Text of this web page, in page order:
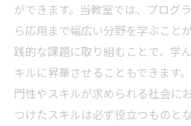
ができます。当教室では、プログ
ら応用まで幅広い分野を学ぶこと
践的な課題に取り組むことで、学
キルに昇華させることもできます
門性やスキルが求められる社会に
つけたスキルは必ず役立つものと